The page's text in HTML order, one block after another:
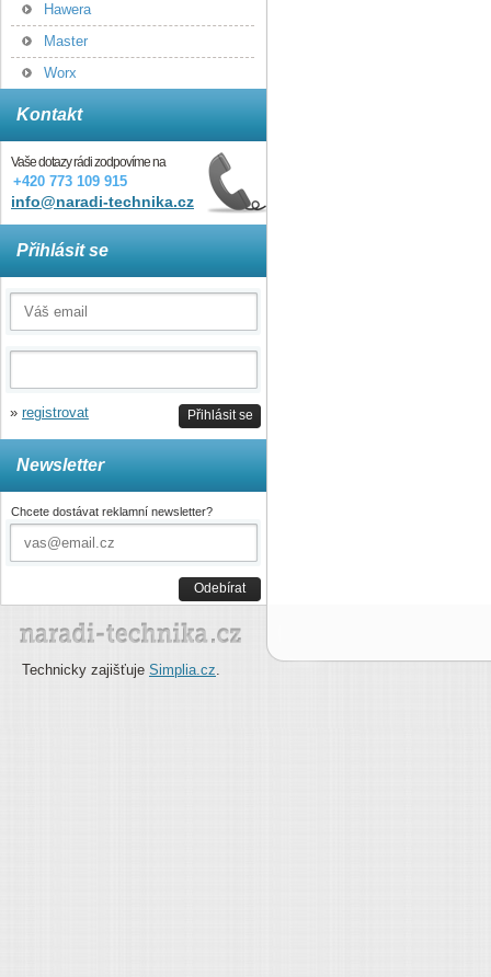
Hawera
Master
Worx
Kontakt
Vaše dotazy rádi zodpovíme na
+420 773 109 915
info@naradi-technika.cz
Přihlásit se
Přihlásit se
» registrovat
Newsletter
Chcete dostávat reklamní newsletter?
Odebírat
Technicky zajišťuje Simplia.cz.